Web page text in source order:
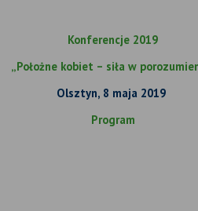
Konferencje 2019
„Położne kobiet – siła w
Olsztyn, 8 maja 2019
Program
stoi czyjaś
I ktoś, kto nas